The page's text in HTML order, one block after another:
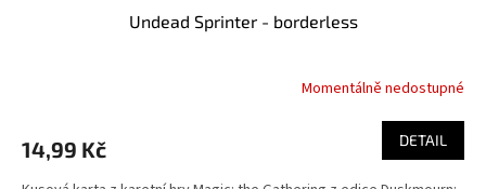
Undead Sprinter - borderless
Momentálně nedostupné
14,99 Kč DETAIL